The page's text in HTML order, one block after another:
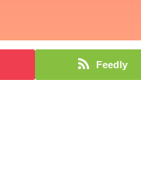
Feedly